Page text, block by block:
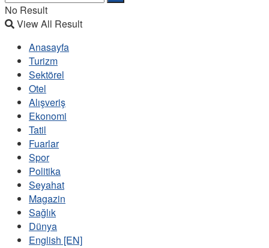
No Result
View All Result
Anasayfa
Turizm
Sektörel
Otel
Alışveriş
Ekonomi
Tatil
Fuarlar
Spor
Politika
Seyahat
Magazin
Sağlık
Dünya
English [EN]